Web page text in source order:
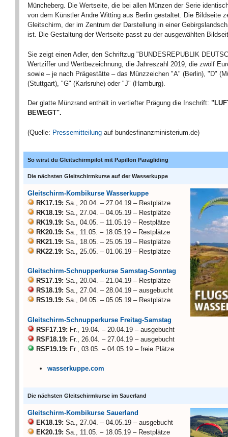
Müncheberg. Die Wertseite, die bei allen Münzen der Serie
von dem Künstler Andre Witting aus Berlin gestaltet. Die Bildseite
Gleitschirm, der im Zentrum der Darstellung in einer
ist. Die Gestaltung der Wertseite passt zu der ausgewählten
Sie zeigt einen Adler, den Schriftzug "BUNDESREPUBLIK
Wertziffer und Wertbezeichnung, die Jahreszahl 2019, die zwölf
sowie – je nach Prägestätte – das Münzzeichen "A" (Berlin), "D"
(Stuttgart), "G" (Karlsruhe) oder "J" (Hamburg).
Der glatte Münzrand enthält in vertiefter Prägung die Inschrift:
BEWEGT".
(Quelle: Pressemitteilung auf bundesfinanzministerium.de)
So wirst du Gleitschirmpilot mit Papillon Paragliding
Die nächsten Gleitschirmkurse auf der Wasserkuppe
Gleitschirm-Kombikurse Wasserkuppe
RK17.19: Sa., 20.04. – 27.04.19 – Restplätze
RK18.19: Sa., 27.04. – 04.05.19 – Restplätze
RK19.19: Sa., 04.05. – 11.05.19 – Restplätze
RK20.19: Sa., 11.05. – 18.05.19 – Restplätze
RK21.19: Sa., 18.05. – 25.05.19 – Restplätze
RK22.19: Sa., 25.05. – 01.06.19 – Restplätze
Gleitschirm-Schnupperkurse Samstag-Sonntag
RS17.19: Sa., 20.04. – 21.04.19 – Restplätze
RS18.19: Sa., 27.04. – 28.04.19 – ausgebucht
RS19.19: Sa., 04.05. – 05.05.19 – Restplätze
Gleitschirm-Schnupperkurse Freitag-Samstag
RSF17.19: Fr., 19.04. – 20.04.19 – ausgebucht
RSF18.19: Fr., 26.04. – 27.04.19 – ausgebucht
RSF19.19: Fr., 03.05. – 04.05.19 – freie Plätze
wasserkuppe.com
Die nächsten Gleitschirmkurse im Sauerland
Gleitschirm-Kombikurse Sauerland
EK18.19: Sa., 27.04. – 04.05.19 – ausgebucht
EK20.19: Sa., 11.05. – 18.05.19 – Restplätze